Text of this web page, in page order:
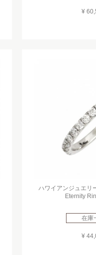
¥
ハワイアンジュエリ
Eternity
在庫
¥